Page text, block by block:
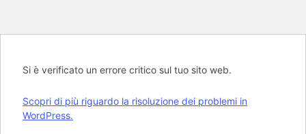
Si è verificato un errore critico sul tuo sito web.
Scopri di più riguardo la risoluzione dei problemi in
WordPress.